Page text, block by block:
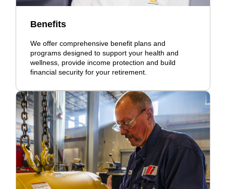
Benefits
We offer comprehensive benefit plans and
programs designed to support your health and
wellness, provide income protection and build
financial security for your retirement.